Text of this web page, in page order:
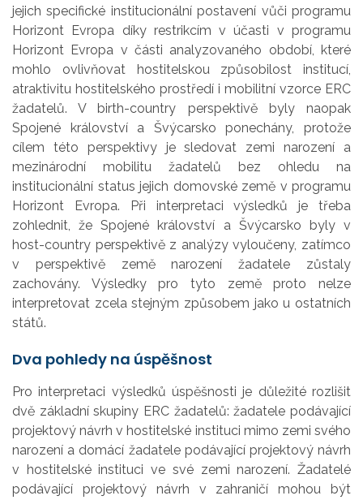
jejich specifické institucionální postavení vůči programu
Horizont Evropa díky restrikcím v účasti v programu
Horizont Evropa v části analyzovaného období, které
mohlo ovlivňovat hostitelskou způsobilost institucí,
atraktivitu hostitelského prostředí i mobilitní vzorce ERC
žadatelů. V birth-country perspektivě byly naopak
Spojené království a Švýcarsko ponechány, protože
cílem této perspektivy je sledovat zemi narození a
mezinárodní mobilitu žadatelů bez ohledu na
institucionální status jejich domovské země v programu
Horizont Evropa. Při interpretaci výsledků je třeba
zohlednit, že Spojené království a Švýcarsko byly v
host-country perspektivě z analýzy vyloučeny, zatímco
v perspektivě země narození žadatele zůstaly
zachovány. Výsledky pro tyto země proto nelze
interpretovat zcela stejným způsobem jako u ostatních
států.
Dva pohledy na úspěšnost
Pro interpretaci výsledků úspěšnosti je důležité rozlišit
dvě základní skupiny ERC žadatelů: žadatele podávající
projektový návrh v hostitelské instituci mimo zemi svého
narození a domácí žadatele podávající projektový návrh
v hostitelské instituci ve své zemi narození. Žadatelé
podávající projektový návrh v zahraničí mohou být